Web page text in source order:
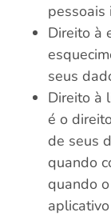
pessoais
Direito à
seus
Direito à
é o
de seus
quando
quando